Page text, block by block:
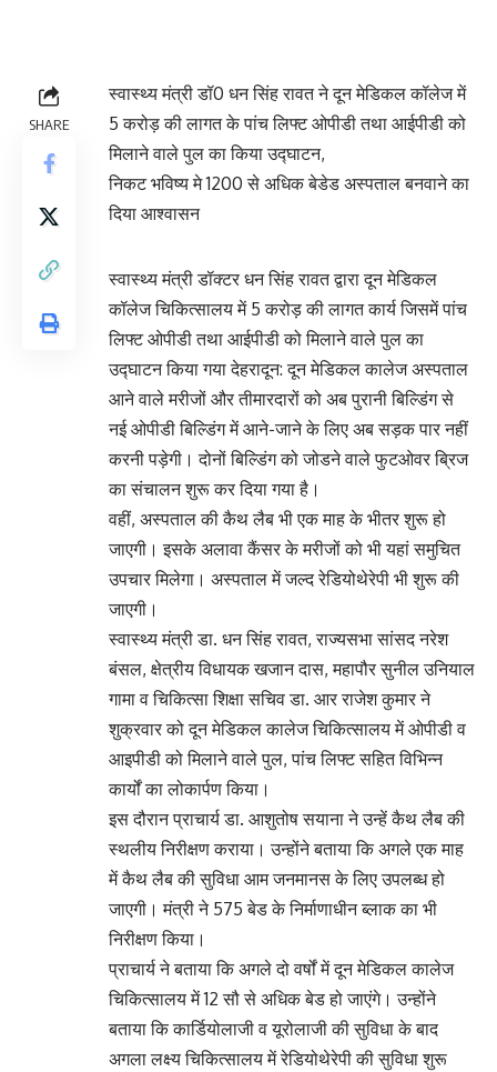
SHARE
स्वास्थ्य मंत्री डॉ0 धन सिंह रावत ने दून मेडिकल कॉलेज में
5 करोड़ की लागत के पांच लिफ्ट ओपीडी तथा आईपीडी को
मिलाने वाले पुल का किया उद्घाटन,
निकट भविष्य मे 1200 से अधिक बेडेड अस्पताल बनवाने का
दिया आश्वासन
स्वास्थ्य मंत्री डॉक्टर धन सिंह रावत द्वारा दून मेडिकल
कॉलेज चिकित्सालय में 5 करोड़ की लागत कार्य जिसमें पांच
लिफ्ट ओपीडी तथा आईपीडी को मिलाने वाले पुल का
उद्घाटन किया गया देहरादून: दून मेडिकल कालेज अस्पताल
आने वाले मरीजों और तीमारदारों को अब पुरानी बिल्डिंग से
नई ओपीडी बिल्डिंग में आने-जाने के लिए अब सड़क पार नहीं
करनी पड़ेगी। दोनों बिल्डिंग को जोडने वाले फुटओवर ब्रिज
का संचालन शुरू कर दिया गया है।
वहीं, अस्पताल की कैथ लैब भी एक माह के भीतर शुरू हो
जाएगी। इसके अलावा कैंसर के मरीजों को भी यहां समुचित
उपचार मिलेगा। अस्पताल में जल्द रेडियोथेरेपी भी शुरू की
जाएगी।
स्वास्थ्य मंत्री डा. धन सिंह रावत, राज्यसभा सांसद नरेश
बंसल, क्षेत्रीय विधायक खजान दास, महापौर सुनील उनियाल
गामा व चिकित्सा शिक्षा सचिव डा. आर राजेश कुमार ने
शुक्रवार को दून मेडिकल कालेज चिकित्सालय में ओपीडी व
आइपीडी को मिलाने वाले पुल, पांच लिफ्ट सहित विभिन्न
कार्यों का लोकार्पण किया।
इस दौरान प्राचार्य डा. आशुतोष सयाना ने उन्हें कैथ लैब की
स्थलीय निरीक्षण कराया। उन्होंने बताया कि अगले एक माह
में कैथ लैब की सुविधा आम जनमानस के लिए उपलब्ध हो
जाएगी। मंत्री ने 575 बेड के निर्माणाधीन ब्लाक का भी
निरीक्षण किया।
प्राचार्य ने बताया कि अगले दो वर्षों में दून मेडिकल कालेज
चिकित्सालय में 12 सौ से अधिक बेड हो जाएंगे। उन्होंने
बताया कि कार्डियोलाजी व यूरोलाजी की सुविधा के बाद
अगला लक्ष्य चिकित्सालय में रेडियोथेरेपी की सुविधा शुरू